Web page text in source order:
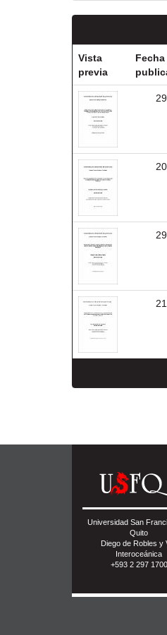
Vista
previa
Universidad San
Quito
Diego de Robles y
Interoceánica
+593 2 297 1700